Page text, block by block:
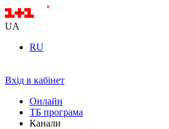
UA
RU
Вхід в кабінет
Онлайн
ТБ програма
Канали